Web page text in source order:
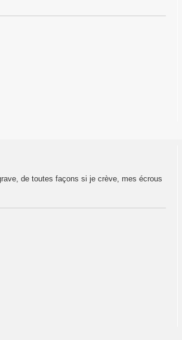
de toutes façons si je crève, mes écrous